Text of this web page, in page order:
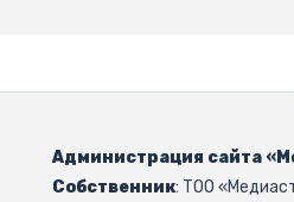
Администрация сайта
Собственник: ТОО